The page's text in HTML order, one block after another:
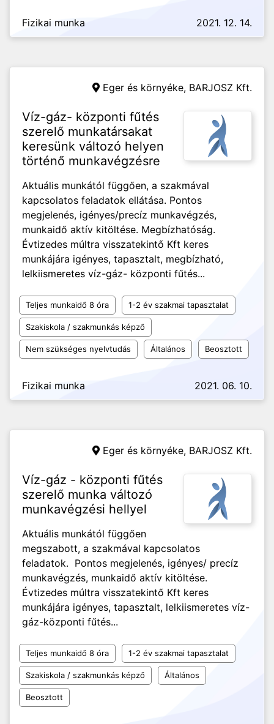
Fizikai munka 2021. 12. 14.
Eger és környéke, BARJOSZ Kft.
Víz-gáz- központi fűtés
szerelő munkatársakat
keresünk változó helyen
történő munkavégzésre
Aktuális munkától függően, a szakmával
kapcsolatos feladatok ellátása. Pontos
megjelenés, igényes/precíz munkavégzés,
munkaidő aktív kitöltése. Megbízhatóság.
Évtizedes múltra visszatekintő Kft keres
munkájára igényes, tapasztalt, megbízható,
lelkiismeretes víz-gáz- központi fűtés...
Teljes munkaidő 8 óra 1-2 év szakmai tapasztalat
Szakiskola / szakmunkás képző
Nem szükséges nyelvtudás Általános Beosztott
Fizikai munka 2021. 06. 10.
Eger és környéke, BARJOSZ Kft.
Víz-gáz - központi fűtés
szerelő munka változó
munkavégzési hellyel
Aktuális munkától függően
megszabott, a szakmával kapcsolatos
feladatok. Pontos megjelenés, igényes/ precíz
munkavégzés, munkaidő aktív kitöltése.
Évtizedes múltra visszatekintő Kft keres
munkájára igényes, tapasztalt, lelkiismeretes víz-
gáz-központi fűtés...
Teljes munkaidő 8 óra 1-2 év szakmai tapasztalat
Szakiskola / szakmunkás képző Általános
Beosztott